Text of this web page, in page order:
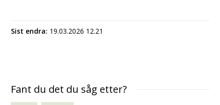
Sist endra 19.03.2026 12.21
Fant du det du såg etter?